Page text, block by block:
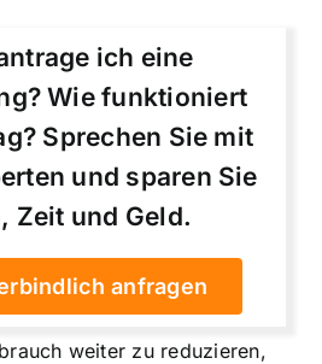
ich eine
Wie funktioniert
Sprechen Sie mit
und sparen Sie
Zeit und Geld.
anfragen
weiter zu reduzieren,